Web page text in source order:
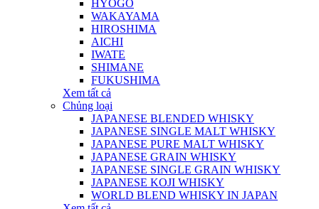
HYOGO
WAKAYAMA
HIROSHIMA
AICHI
IWATE
SHIMANE
FUKUSHIMA
Xem tất cả
Chủng loại
JAPANESE BLENDED WHISKY
JAPANESE SINGLE MALT WHISKY
JAPANESE PURE MALT WHISKY
JAPANESE GRAIN WHISKY
JAPANESE SINGLE GRAIN WHISKY
JAPANESE KOJI WHISKY
WORLD BLEND WHISKY IN JAPAN